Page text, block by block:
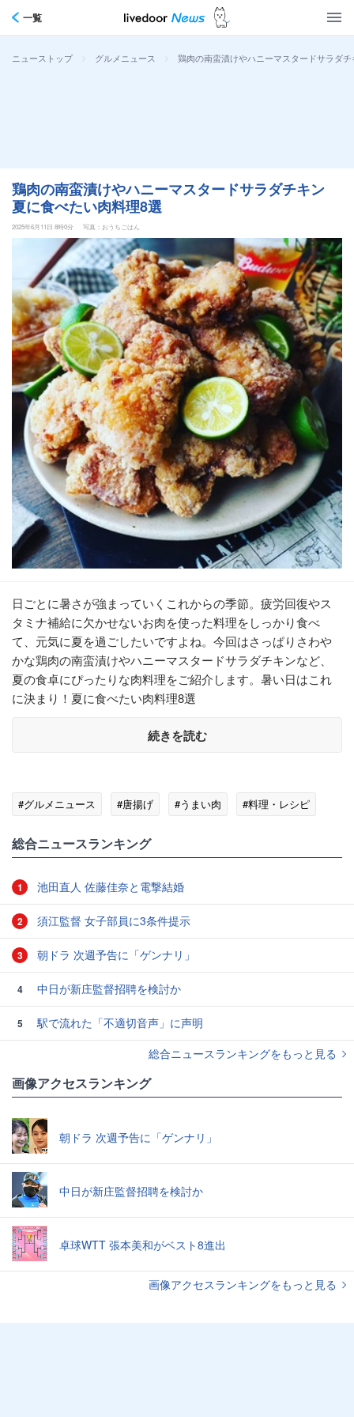
一覧
ニューストップ > グルメニュース > 鶏肉の南蛮漬けやハニーマスタードサラダ
鶏肉の南蛮漬けやハニーマスタードサラダチキン
夏に食べたい肉料理8選
2025年6月11日 8時0分 写真：おうちごはん
日ごとに暑さが強まっていくこれからの季節。疲労回復やス
タミナ補給に欠かせないお肉を使った料理をしっかり食べ
て、元気に夏を過ごしたいですよね。今回はさっぱりさわや
かな鶏肉の南蛮漬けやハニーマスタードサラダチキンなど、
夏の食卓にぴったりな肉料理をご紹介します。暑い日はこれ
に決まり！夏に食べたい肉料理8選
続きを読む
#グルメニュース #唐揚げ #うまい肉 #料理・レシピ
総合ニュースランキング
1 池田直人 佐藤佳奈と電撃結婚
2 須江監督 女子部員に3条件提示
3 朝ドラ 次週予告に「ゲンナリ」
4 中日が新庄監督招聘を検討か
5
駅で流れた「不適切音声」に声明
総合ニュースランキングをもっと見る
画像アクセスランキング
朝ドラ 次週予告に「ゲンナリ」
中日が新庄監督招聘を検討か
卓球WTT 張本美和がベスト8進出
画像アクセスランキングをもっと見る